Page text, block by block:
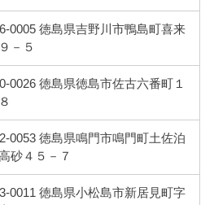
0005 徳島県吉野川市鴨島町喜来
－５
0026 徳島県徳島市佐古六番町１
0053 徳島県鳴門市鳴門町土佐泊
砂４５－７
0011 徳島県小松島市新居見町字